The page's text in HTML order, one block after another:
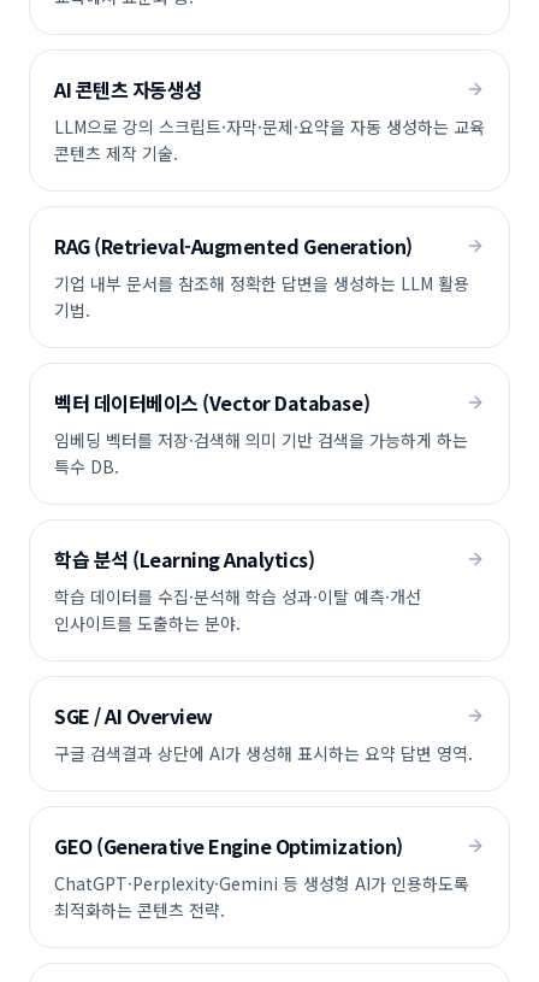
AI 콘텐츠 자동생성
LLM으로 강의 스크립트·자막·문제·요약을 자동 생성하는 교육
콘텐츠 제작 기술.
RAG (Retrieval-Augmented Generation)
기업 내부 문서를 참조해 정확한 답변을 생성하는 LLM 활용
기법.
벡터 데이터베이스 (Vector Database)
임베딩 벡터를 저장·검색해 의미 기반 검색을 가능하게 하는
특수 DB.
학습 분석 (Learning Analytics)
학습 데이터를 수집·분석해 학습 성과·이탈 예측·개선
인사이트를 도출하는 분야.
SGE / AI Overview
구글 검색결과 상단에 AI가 생성해 표시하는 요약 답변 영역.
GEO (Generative Engine Optimization)
ChatGPT·Perplexity·Gemini 등 생성형 AI가 인용하도록
최적화하는 콘텐츠 전략.